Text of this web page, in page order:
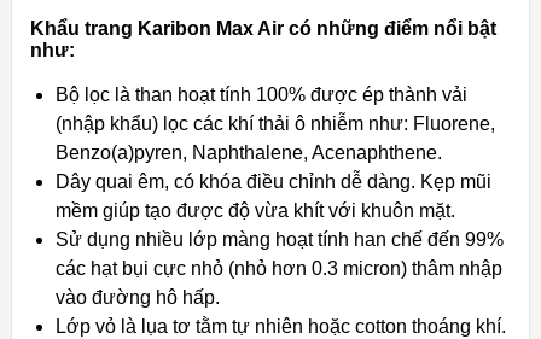
Khẩu trang Karibon Max Air có những điểm nổi bật
như:
Bộ lọc là than hoạt tính 100% được ép thành vải
(nhập khẩu) lọc các khí thải ô nhiễm như: Fluorene,
Benzo(a)pyren, Naphthalene, Acenaphthene.
Dây quai êm, có khóa điều chỉnh dễ dàng. Kẹp mũi
mềm giúp tạo được độ vừa khít với khuôn mặt.
Sử dụng nhiều lớp màng hoạt tính han chế đến 99%
các hạt bụi cực nhỏ (nhỏ hơn 0.3 micron) thâm nhập
vào đường hô hấp.
Lớp vỏ là lụa tơ tằm tự nhiên hoặc cotton thoáng khí.